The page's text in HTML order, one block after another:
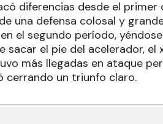
diferencias desde el
una defensa colosal y
el segundo período,
sacar el pie del acelerador,
más llegadas en ataque
cerrando un triunfo claro.